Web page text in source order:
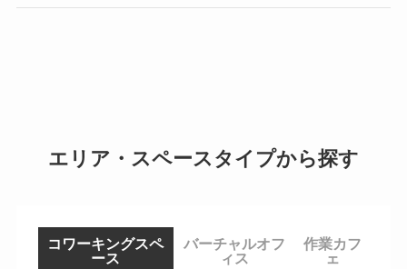
エリア・スペースタイプから探す
コワーキングスペ
ース
バーチャルオフ
ィス
作業カフ
ェ